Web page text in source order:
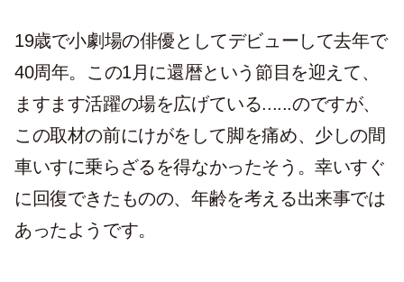
19歳で小劇場の俳優としてデビューして去年で
40周年。この1月に還暦という節目を迎えて、
ますます活躍の場を広げている......のですが、
この取材の前にけがをして脚を痛め、少しの間
車いすに乗らざるを得なかったそう。幸いすぐ
に回復できたものの、年齢を考える出来事では
あったようです。